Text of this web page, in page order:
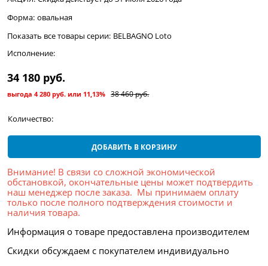
Форма: овальная
Показать все товары серии: BELBAGNO Loto
Исполнение:
38 460 руб.
34 180 руб.
выгода 4 280 руб. или 11,13%
Количество:
ДОБАВИТЬ В КОРЗИНУ
Внимание! В связи со сложной экономической
обстановкой, окончательные цены может подтвердить
наш менеджер после заказа. Мы принимаем оплату
только после полного подтверждения стоимости и
наличия товара.
Информация о товаре предоставлена производителем
Скидки обсуждаем с покупателем индивидуально